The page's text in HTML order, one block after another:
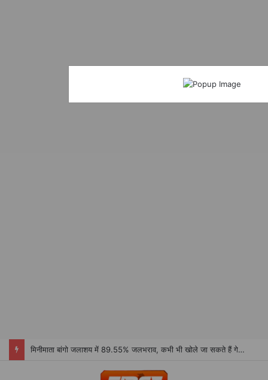
मिनीमाता बांगो जलाशय में 89.55% जलभराव, कभी भी खोले जा सकते हैं गेट, अलर्ट जारी